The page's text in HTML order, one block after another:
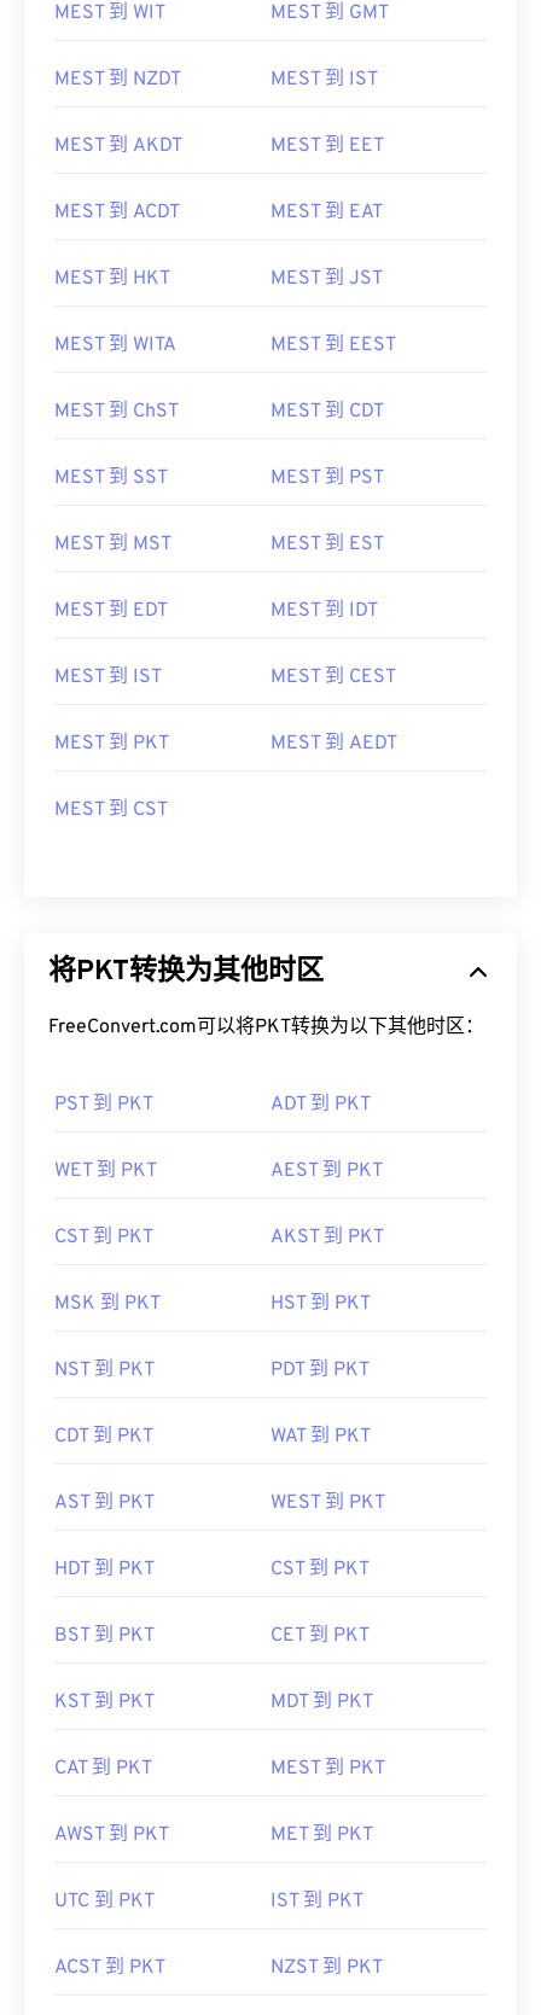
MEST 到 WIT MEST 到 GMT
MEST 到 NZDT MEST 到 IST
MEST 到 AKDT MEST 到 EET
MEST 到 ACDT MEST 到 EAT
MEST 到 HKT MEST 到 JST
MEST 到 WITA MEST 到 EEST
MEST 到 ChST MEST 到 CDT
MEST 到 SST MEST 到 PST
MEST 到 MST MEST 到 EST
MEST 到 EDT MEST 到 IDT
MEST 到 IST MEST 到 CEST
MEST 到 PKT MEST 到 AEDT
MEST 到 CST
将PKT转换为其他时区
FreeConvert.com可以将PKT转换为以下其他时区：
PST 到 PKT ADT 到 PKT
WET 到 PKT AEST 到 PKT
CST 到 PKT AKST 到 PKT
MSK 到 PKT HST 到 PKT
NST 到 PKT PDT 到 PKT
CDT 到 PKT WAT 到 PKT
AST 到 PKT WEST 到 PKT
HDT 到 PKT CST 到 PKT
BST 到 PKT CET 到 PKT
KST 到 PKT MDT 到 PKT
CAT 到 PKT MEST 到 PKT
AWST 到 PKT MET 到 PKT
UTC 到 PKT IST 到 PKT
ACST 到 PKT NZST 到 PKT